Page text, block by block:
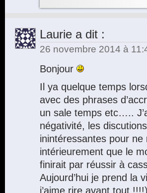
Laurie a dit :
26 novembre 2014 à
Bonjour
Il ya quelque temps
avec des phrases
un sale temps etc…..
négativité, les
inintéressantes pour
intérieurement que le
finirait par réussir à
Aujourd’hui je prend la
j’aime rire avant tout